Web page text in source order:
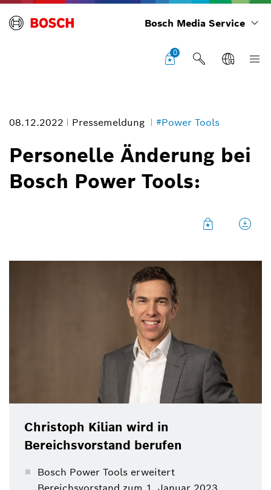
Bosch Media Service
0
08.12.2022 Pressemeldung #Power Tools
Personelle Änderung bei
Bosch Power Tools:
Christoph Kilian wird in
Bereichsvorstand berufen
Bosch Power Tools erweitert
Christoph Kilian wird zum 1. Januar 2023 in den
Bereichsvorstand berufen.